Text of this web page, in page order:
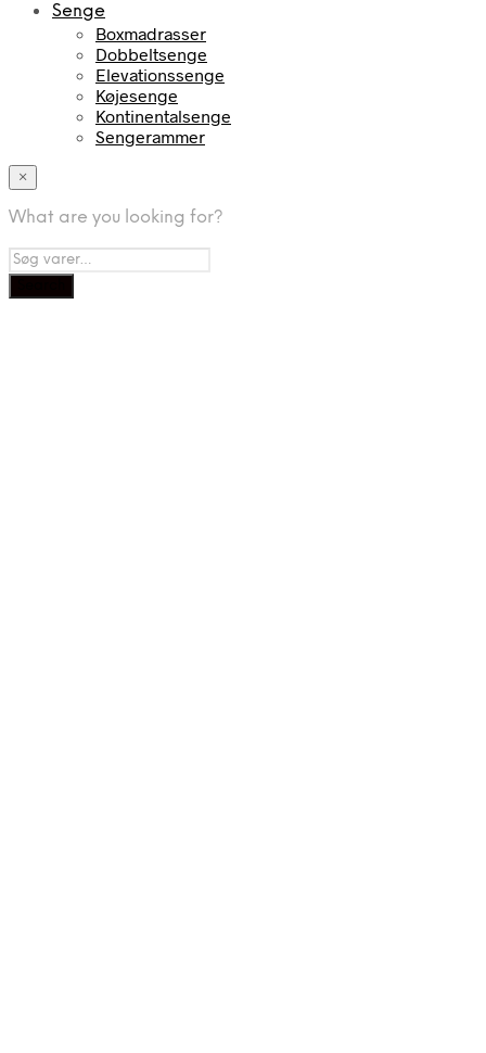
Senge
Boxmadrasser
Dobbeltsenge
Elevationssenge
Køjesenge
Kontinentalsenge
Sengerammer
×
What are you looking for?